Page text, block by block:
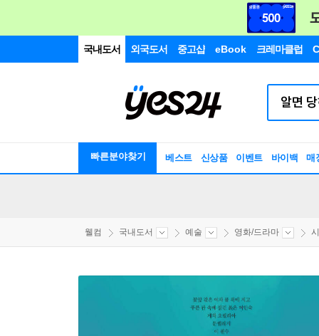
국내도서 외국도서 중고샵 eBook 크레마클럽
빠른분야찾기 베스트 신상품 이벤트 바이백 매
웰컴 국내도서 예술 영화/드라마